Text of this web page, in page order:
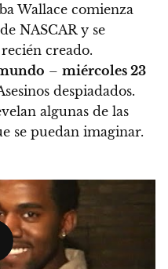
Wallace comienza
NASCAR y se
creado.
– miércoles 23
despiadados.
algunas de las
se puedan imaginar.